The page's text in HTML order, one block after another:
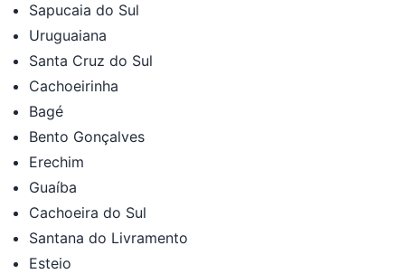
Sapucaia do Sul
Uruguaiana
Santa Cruz do Sul
Cachoeirinha
Bagé
Bento Gonçalves
Erechim
Guaíba
Cachoeira do Sul
Santana do Livramento
Esteio